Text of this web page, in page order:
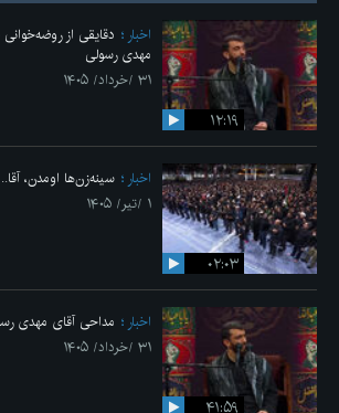
۱۲:۱۹
اخبار
دقایقی از روضه‌خوانی
مهدی رسولی
۳۱ /خرداد/ ۱۴۰۵
۰۲:۰۳
اخبار
سینه‌زن‌ها اومدن،‌
۱ /تیر/ ۱۴۰۵
۴۱:۵۹
اخبار
مداحی آقای مهدی
۳۱ /خرداد/ ۱۴۰۵